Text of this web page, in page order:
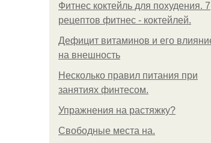
Фитнес коктейль для похудения. 7
рецептов фитнес - коктейлей.
Дефицит витаминов и его
на внешность
Несколько правил питания при
занятиях финтесом.
Упражнения на растяжку?
Свободные места на.